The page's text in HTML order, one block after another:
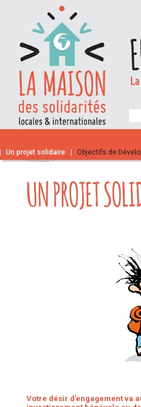
Un projet solidaire
Objectifs de
Accueil>
UN PROJET
Votre désir d’engagement va